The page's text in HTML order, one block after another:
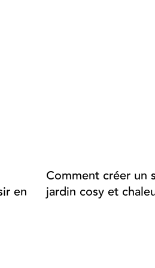
en
Comment créer un
jardin cosy et